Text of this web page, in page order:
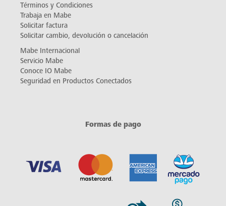
Términos y Condiciones
Trabaja en Mabe
Solicitar factura
Solicitar cambio, devolución o cancelación
Mabe Internacional
Servicio Mabe
Conoce IO Mabe
Seguridad en Productos Conectados
Formas de pago